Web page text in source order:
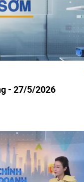
- 27/5/2026